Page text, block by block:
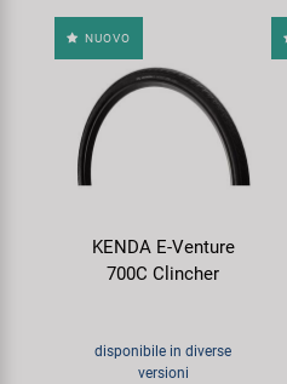
NUOVO
KENDA E-Venture
700C Clincher
disponibile in diverse
versioni